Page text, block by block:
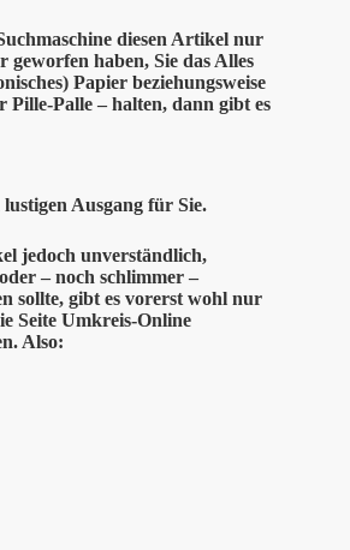
diesen Artikel nur
haben, Sie das Alles
Papier beziehungsweise
Palle – halten, dann gibt es
Ausgang für Sie.
jedoch unverständlich,
– noch schlimmer –
sollte, gibt es vorerst wohl nur
Seite Umkreis-Online
Also: